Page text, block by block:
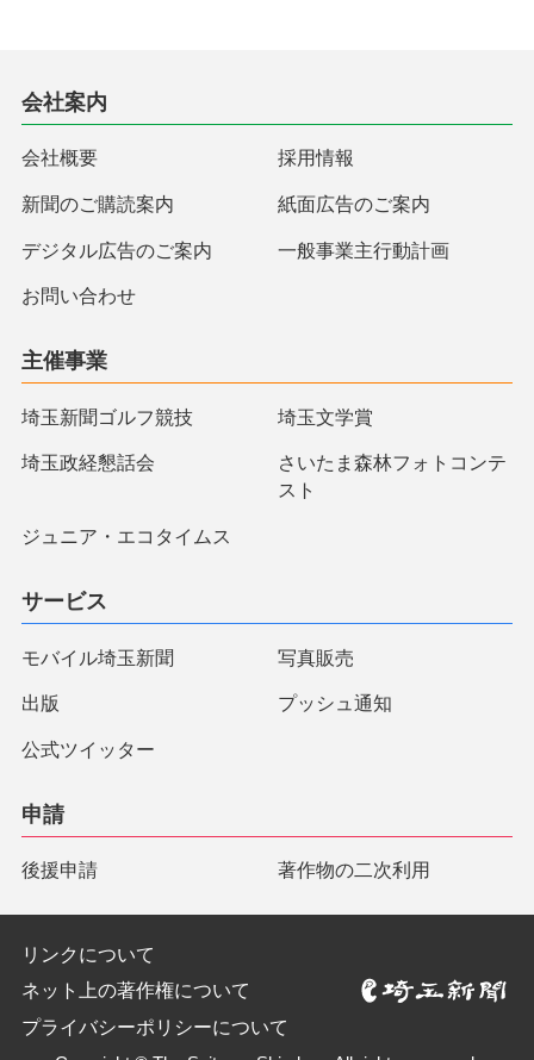
会社案内
会社概要 採用情報
新聞のご購読案内 紙面広告のご案内
デジタル広告のご案内 一般事業主行動計画
お問い合わせ
主催事業
埼玉新聞ゴルフ競技 埼玉文学賞
埼玉政経懇話会
さいたま森林フォトコンテ
スト
ジュニア・エコタイムス
サービス
モバイル埼玉新聞 写真販売
出版 プッシュ通知
公式ツイッター
申請
後援申請 著作物の二次利用
リンクについて
ネット上の著作権について
プライバシーポリシーについて